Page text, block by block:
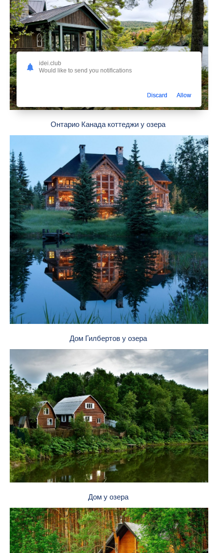
Онтарио Канада коттеджи у озера
Дом Гилбертов у озера
Дом у озера
idei.club
Would like to send you notifications
Discard Allow